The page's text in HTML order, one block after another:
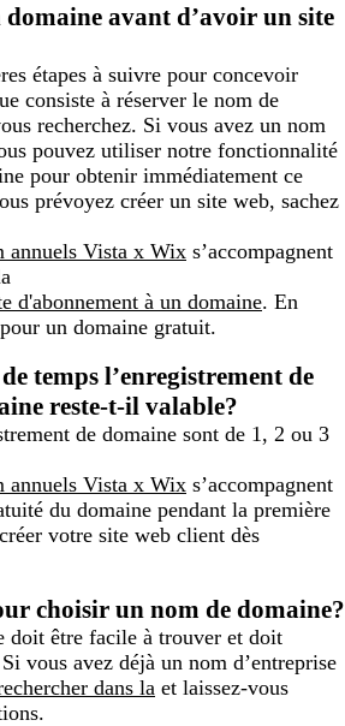
avant d’avoir un site
étapes à suivre pour concevoir
consiste à réserver le nom de
recherchez. Si vous avez un nom
pouvez utiliser notre fonctionnalité
pour obtenir immédiatement ce
prévoyez créer un site web, sachez
annuels Vista x Wix s’accompagnent
d'abonnement à un domaine. En
un domaine gratuit.
temps l’enregistrement de
reste-t-il valable?
de domaine sont de 1, 2 ou 3
annuels Vista x Wix s’accompagnent
du domaine pendant la première
votre site web client dès
choisir un nom de domaine?
doit être facile à trouver et doit
vous avez déjà un nom d’entreprise
dans la et laissez-vous